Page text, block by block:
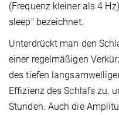
(Frequenz kleiner als 4
sleep" bezeichnet.
Unterdrückt man den
einer regelmäßigen
des tiefen
Effizienz des Schlafs zu,
Stunden. Auch die